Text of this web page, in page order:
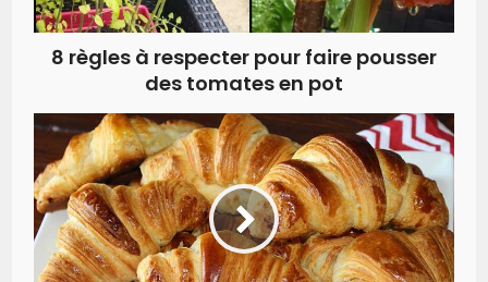
8 règles à respecter pour faire pousser
des tomates en pot